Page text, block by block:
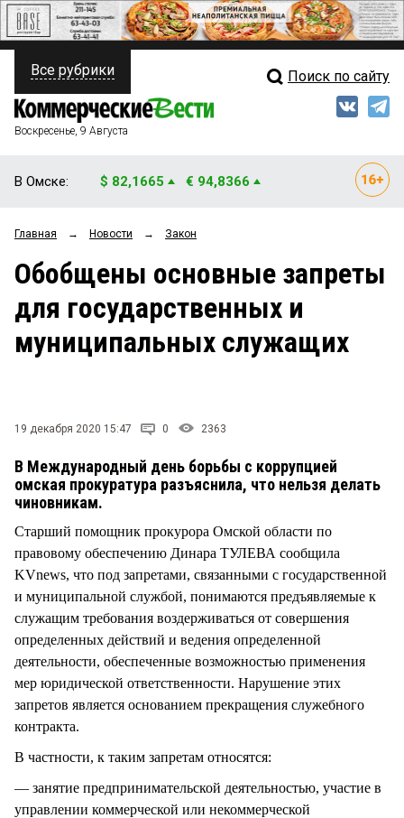
ПОЛИТИКА
ФИНАНСЫ
ОБЩЕСТВО
ЗАКОН
НОВОСТИ КОМПАНИЙ
Свежий выпуск
Рейтинги
Блоги
Архив
Все рубрики Поиск по сайту
Воскресенье, 9 Августа
В Омске: $ 82,1665 € 94,8366
Главная → Новости → Закон
Обобщены основные запреты
для государственных и
муниципальных служащих
19 декабря 2020 15:47 0 2363
В Международный день борьбы с коррупцией
омская прокуратура разъяснила, что нельзя делать
чиновникам.
Старший помощник прокурора Омской области по
правовому обеспечению Динара ТУЛЕВА сообщила
KVnews, что под запретами, связанными с государственной
и муниципальной службой, понимаются предъявляемые к
служащим требования воздерживаться от совершения
определенных действий и ведения определенной
деятельности, обеспеченные возможностью применения
мер юридической ответственности. Нарушение этих
запретов является основанием прекращения служебного
контракта.
В частности, к таким запретам относятся:
— занятие предпринимательской деятельностью, участие в
управлении коммерческой или некоммерческой